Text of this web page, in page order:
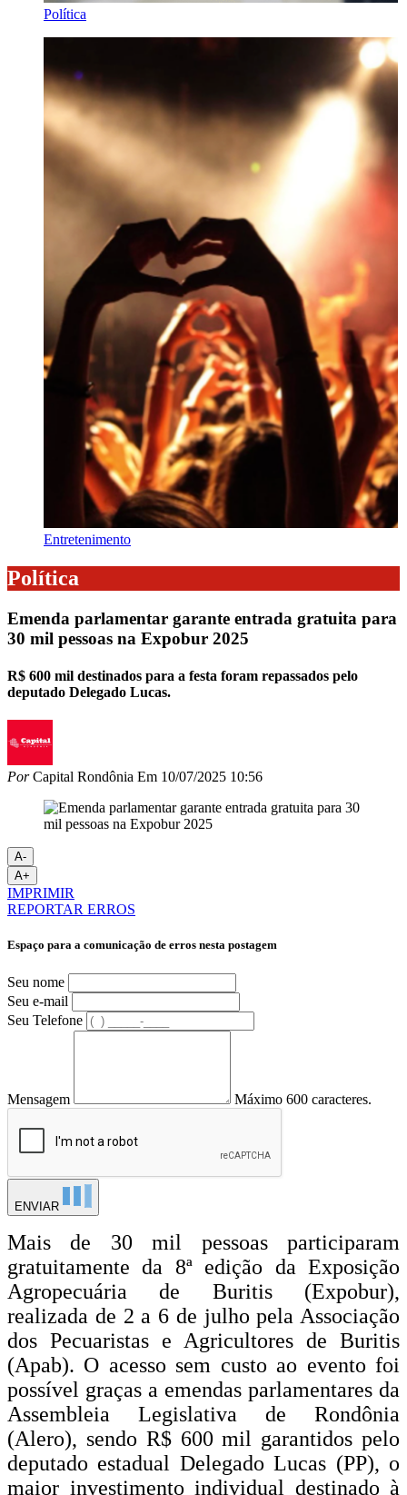
Política
Entretenimento
Política
Emenda parlamentar garante entrada gratuita para
30 mil pessoas na Expobur 2025
R$ 600 mil destinados para a festa foram repassados pelo
deputado Delegado Lucas.
PorCapital Rondônia Em 10/07/2025 10:56
A-
A+
IMPRIMIR
REPORTAR ERROS
Espaço para a comunicação de erros nesta postagem
Seu nome
Seu e-mail
Seu Telefone
Mensagem Máximo 600 caracteres.
ENVIAR
Mais de 30 mil pessoas participaram
gratuitamente da 8ª edição da Exposição
Agropecuária de Buritis (Expobur),
realizada de 2 a 6 de julho pela Associação
dos Pecuaristas e Agricultores de Buritis
(Apab). O acesso sem custo ao evento foi
possível graças a emendas parlamentares da
Assembleia Legislativa de Rondônia
(Alero), sendo R$ 600 mil garantidos pelo
deputado estadual Delegado Lucas (PP), o
maior investimento individual destinado à